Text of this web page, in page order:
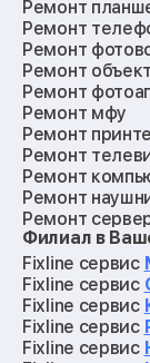
Ремонт
Ремонт
Ремонт
Ремонт
Ремонт
Ремонт мфу
Ремонт
Ремонт
Ремонт
Ремонт
Ремонт
Ремонт
Ремонт
Ремонт
Ремонт
Ремонт
Ремонт
Филиал в
Fixline сервис
Fixline сервис
Fixline сервис
Fixline сервис
Fixline сервис